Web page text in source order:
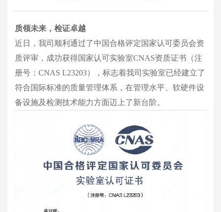
质领未来，检证卓越
近日，我司顺利通过了中国合格评定国家认可委员会资
质评审，成功获得国家认可实验室CNAS资质证书（注
册号：CNAS L23203），标志着我司实验室已经建立了
符合国际标准的质量管理体系，在管理水平、软硬件设
备设施及检测技术能力方面迈上了新台阶。